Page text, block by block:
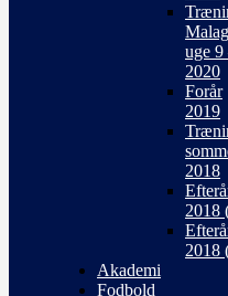
uge 9
2020
Forår
2019
2018
2018
2018
Akademi
Fodbold